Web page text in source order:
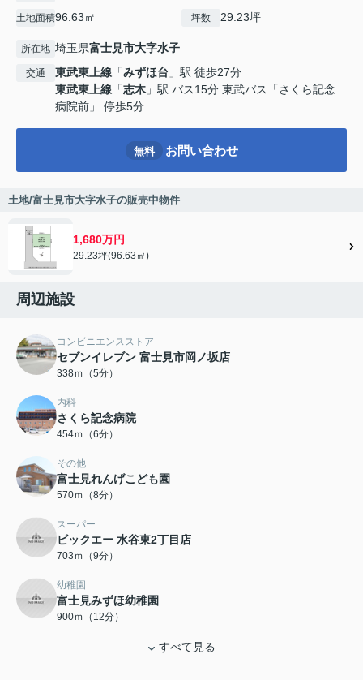
土地面積96.63㎡ 坪数 29.23坪
所在地 埼玉県富士見市大字水子
交通 東武東上線 「みずほ台 」駅 徒歩27分
東武東上線 「志木 」駅 バス15分 東武バス「さくら記念
病院前」 停歩5分
無料 お問い合わせ
土地/富士見市大字水子の販売中物件
1,680万円
29.23坪(96.63㎡)
周辺施設
コンビニエンスストア
セブンイレブン 富士見市岡ノ坂店
338ｍ（5分）
内科
さくら記念病院
454ｍ（6分）
その他
富士見れんげこども園
570ｍ（8分）
スーパー
ビックエー 水谷東2丁目店
703ｍ（9分）
幼稚園
富士見みずほ幼稚園
900ｍ（12分）
すべて見る